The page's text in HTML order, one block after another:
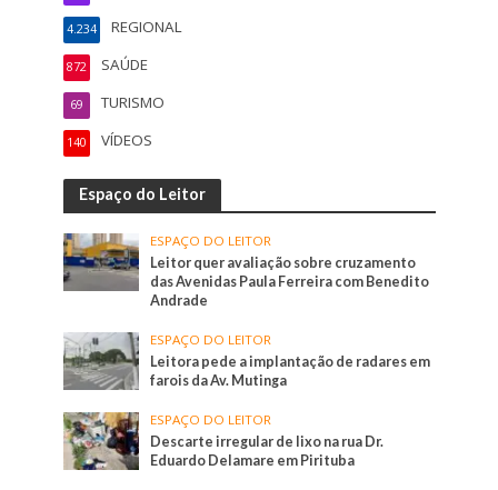
REGIONAL
4.234
SAÚDE
872
TURISMO
69
VÍDEOS
140
Espaço do Leitor
ESPAÇO DO LEITOR
Leitor quer avaliação sobre cruzamento
das Avenidas Paula Ferreira com Benedito
Andrade
ESPAÇO DO LEITOR
Leitora pede a implantação de radares em
farois da Av. Mutinga
ESPAÇO DO LEITOR
Descarte irregular de lixo na rua Dr.
Eduardo Delamare em Pirituba